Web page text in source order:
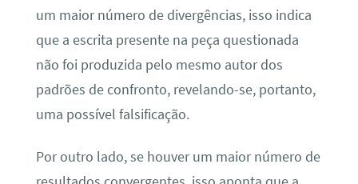
um maior número de divergências, isso indica
que a escrita presente na peça questionada
não foi produzida pelo mesmo autor dos
padrões de confronto, revelando-se, portanto,
uma possível falsificação.
Por outro lado, se houver um maior número de